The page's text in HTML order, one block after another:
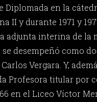
Diplomada en la
II y durante 1971 y
adjunta interina de la
se desempeñó como
Vergara. Y,
Profesora titular por
en el Liceo Víctor